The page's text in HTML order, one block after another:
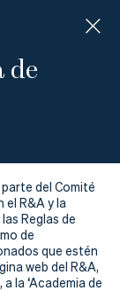
de
del Comité
el R&A y la
Reglas de
de
que estén
web del R&A,
la ‘Academia de